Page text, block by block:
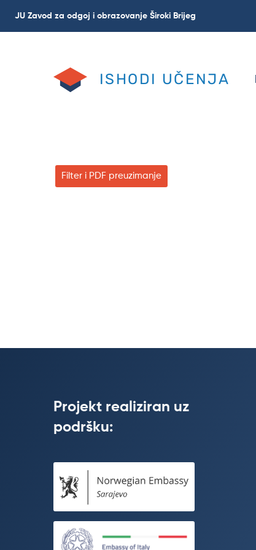
JU Zavod za odgoj i obrazovanje Široki Brijeg
ISHODI UČENJA
Filter i PDF preuzimanje
Projekt realiziran uz
podršku: